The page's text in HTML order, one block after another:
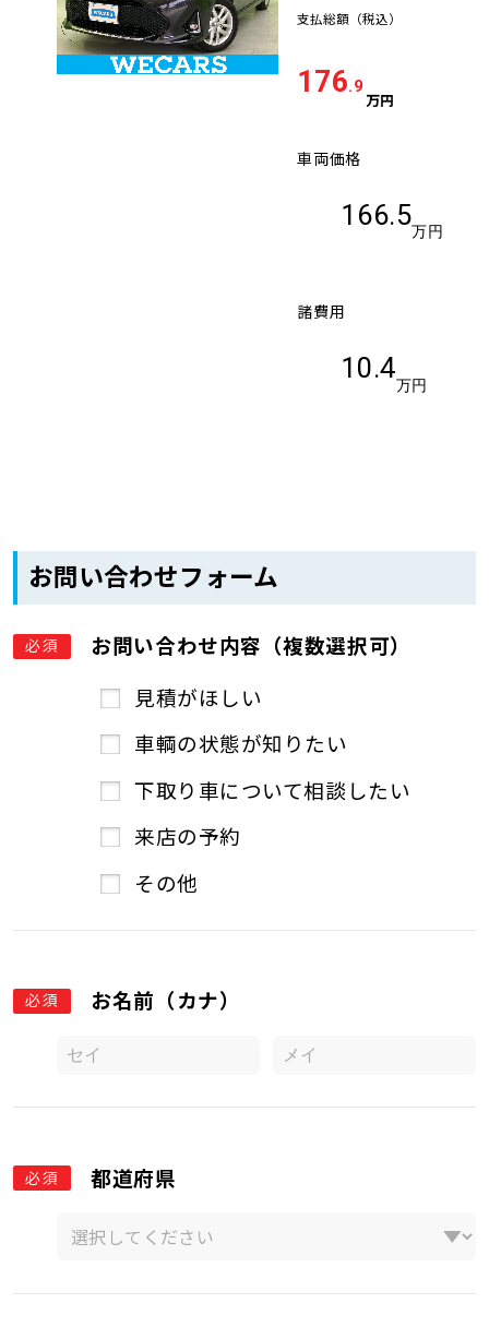
品質管理とサポート体制
お問い合わせ
採用情報
0120-733-500
支払総額 （税込）
176.9
万円
車両価格
166.5
万円
諸費用
10.4
万円
お問い合わせフォーム
必須
お問い合わせ内容（複数選択可）
見積がほしい
車輌の状態が知りたい
下取り車について相談したい
来店の予約
その他
必須 お名前（カナ）
必須 都道府県